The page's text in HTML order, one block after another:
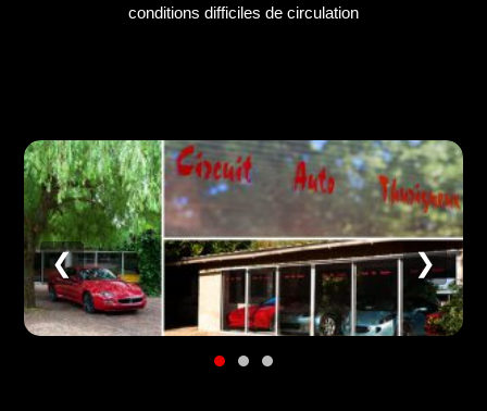
conditions difficiles de circulation
❮ ❯